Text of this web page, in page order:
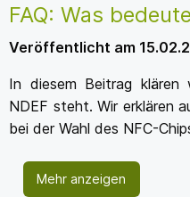
FAQ: Was
Veröffentlicht am
In diesem Beitrag klären
NDEF steht. Wir erklären
bei der Wahl des NFC-
Mehr anzeigen